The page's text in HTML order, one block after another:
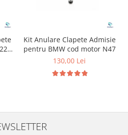
Kit Anulare Clapete Admisie
pentru BMW cod motor N47
130,00 Lei